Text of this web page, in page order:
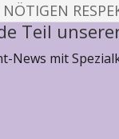
Teil
News mit